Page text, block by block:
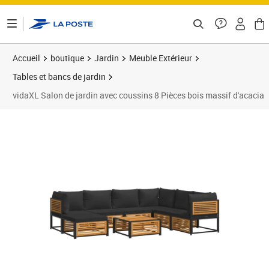
Accueil boutique Jardin
Meuble Extérieur
Tables et bancs de jardin
vidaXL Salon de jardin avec coussins 8 Pièces bois massif d'acacia